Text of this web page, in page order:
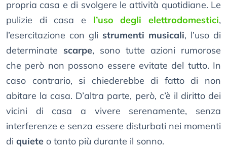
propria casa e di svolgere le attività quotidiane. Le
pulizie di casa e l’uso degli elettrodomestici,
l’esercitazione con gli strumenti musicali, l’uso di
determinate scarpe, sono tutte azioni rumorose
che però non possono essere evitate del tutto. In
caso contrario, si chiederebbe di fatto di non
abitare la casa. D’altra parte, però, c’è il diritto dei
vicini di casa a vivere serenamente, senza
interferenze e senza essere disturbati nei momenti
di quiete o tanto più durante il sonno.